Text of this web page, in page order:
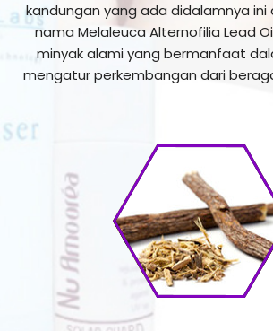
kandungan yang ada didalamnya ini
nama Melaleuca Alternofilia Lead
minyak alami yang bermanfaat
mengatur perkembangan dari